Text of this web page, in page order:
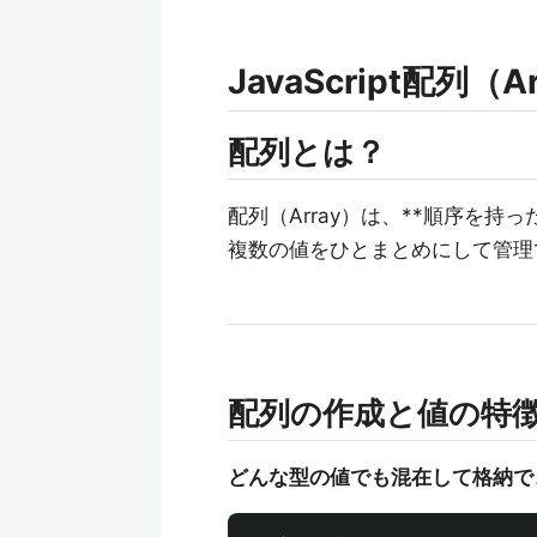
JavaScript配列（
配列とは？
配列（Array）は、**順序を持っ
複数の値をひとまとめにして管
配列の作成と値の特
どんな型の値でも混在して格納